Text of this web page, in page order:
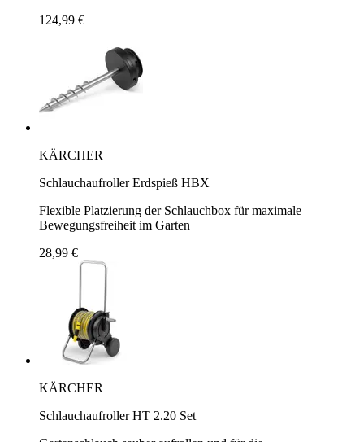
124,99 €
KÄRCHER
Schlauchaufroller Erdspieß HBX
Flexible Platzierung der Schlauchbox für maximale
Bewegungsfreiheit im Garten
28,99 €
KÄRCHER
Schlauchaufroller HT 2.20 Set